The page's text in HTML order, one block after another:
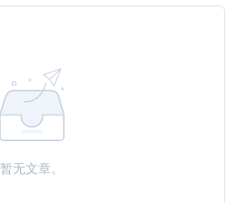
暂无文章。